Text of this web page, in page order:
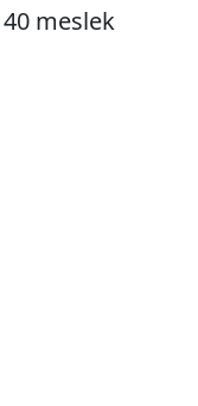
meslek